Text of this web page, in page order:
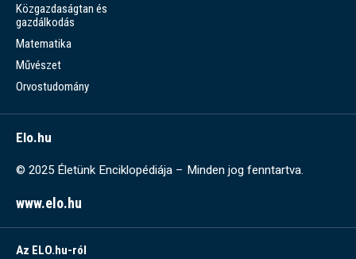
Közgazdaságtan és
gazdálkodás
Matematika
Művészet
Orvostudomány
Elo.hu
© 2025 Életünk Enciklopédiája – Minden jog fenntartva.
www.elo.hu
Az ELO.hu-ról